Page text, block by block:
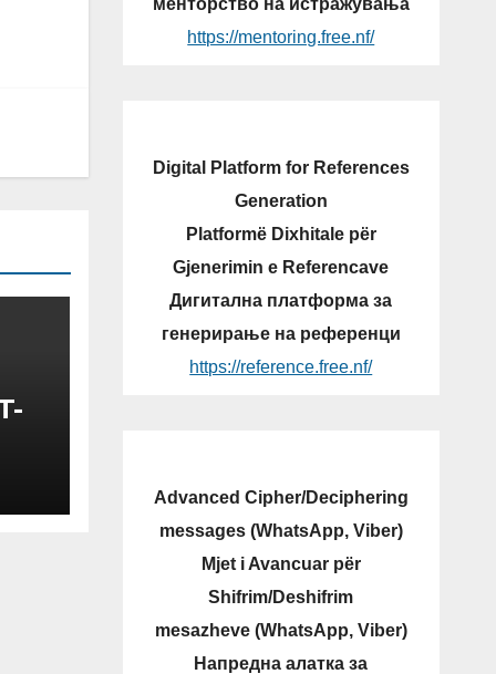
https://mentoring.free.nf/
Digital Platform for References
Generation
Platformë Dixhitale për
Gjenerimin e Referencave
Дигитална платформа за
генерирање на референци
https://reference.free.nf/
Advanced Cipher/Deciphering
messages (WhatsApp, Viber)
Mjet i Avancuar për
Shifrim/Deshifrim
mesazheve (WhatsApp, Viber)
Напредна алатка за